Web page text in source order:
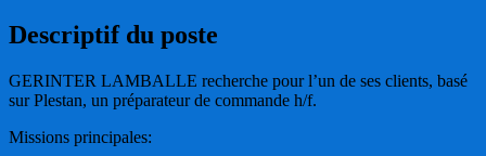
Descriptif du poste
GERINTER LAMBALLE recherche pour l’un de ses clients, basé
sur Plestan, un préparateur de commande h/f.
Missions principales: